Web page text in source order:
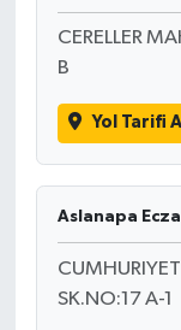
CERELLER
B
Yol Tarifi Al
Aslanapa
SK.NO:17 A-1